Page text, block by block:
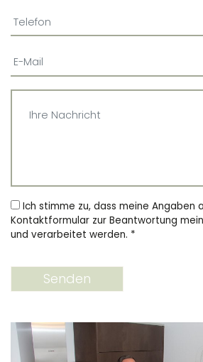
Ich stimme zu, dass meine Angaben
Kontaktformular zur Beantwortung
und verarbeitet werden. *
Senden